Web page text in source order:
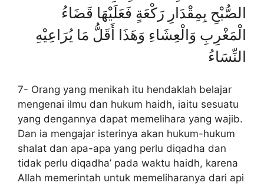
الصُّبْحِ بِمِقْدَارِ رَكْعَةٍ فَعَلَيْهَا قَضَاءُ
الْمَغْرِبِ وَالْعِشَاءِ وَهَذَا أَقَلُّ مَا يُرَاعِيْهِ
النِّسَاءُ
7- Orang yang menikah itu hendaklah belajar
mengenai ilmu dan hukum haidh, iaitu sesuatu
yang dengannya dapat memelihara yang wajib.
Dan ia mengajar isterinya akan hukum-hukum
shalat dan apa-apa yang perlu diqadha dan
tidak perlu diqadha’ pada waktu haidh, karena
Allah memerintah untuk memeliharanya dari api